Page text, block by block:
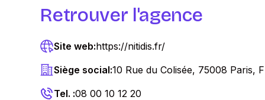
Retrouver l'agence
Site web:https://nitidis.fr/
Siège social:10 Rue du Colisée, 75008 Paris,
Tel. :08 00 10 12 20